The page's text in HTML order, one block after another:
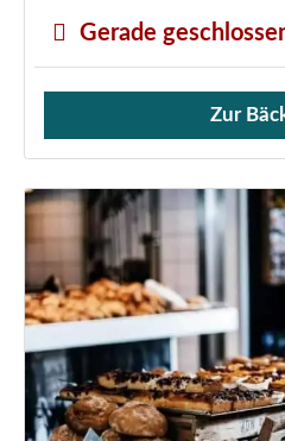
Gerade
Verkauf von Brötchen,
Zur